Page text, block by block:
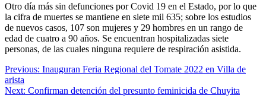
Otro día más sin defunciones por Covid 19 en el Estado, por lo que
la cifra de muertes se mantiene en siete mil 635; sobre los estudios
de nuevos casos, 107 son mujeres y 29 hombres en un rango de
edad de cuatro a 90 años. Se encuentran hospitalizadas siete
personas, de las cuales ninguna requiere de respiración asistida.
Previous: Inauguran Feria Regional del Tomate 2022 en Villa de
arista
Next: Confirman detención del presunto feminicida de Chuyita